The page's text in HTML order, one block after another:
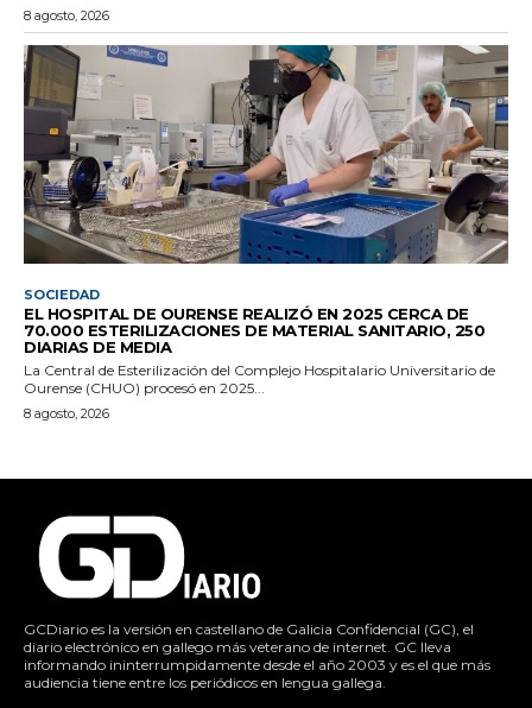
8 agosto, 2026
SOCIEDAD
EL HOSPITAL DE OURENSE REALIZÓ EN 2025 CERCA DE
70.000 ESTERILIZACIONES DE MATERIAL SANITARIO, 250
DIARIAS DE MEDIA
La Central de Esterilización del Complejo Hospitalario Universitario de
Ourense (CHUO) procesó en 2025...
8 agosto, 2026
GCDiario es la versión en castellano de Galicia Confidencial (GC), el
diario electrónico en gallego más veterano de internet. GC lleva
informando ininterrumpidamente desde el año 2003 y es el que más
audiencia tiene entre los periódicos en lengua gallega.